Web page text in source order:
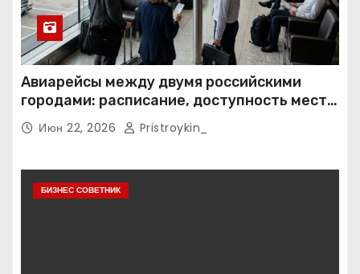
Авиарейсы между двумя российскими
городами: расписание, доступность мест и
тарифные условия
Июн 22, 2026 Pristroykin_
БИЗНЕС СОВЕТНИК